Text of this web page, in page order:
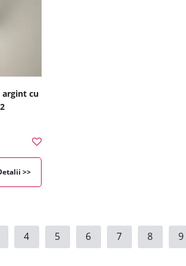
argint cu
>>
4 5 6 7 8 9